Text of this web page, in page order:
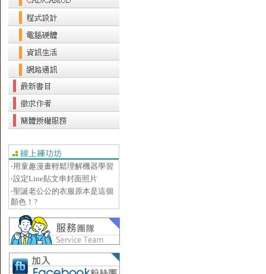
‧用童趣漫畫輕鬆理解機器學習
‧設定Line貼文串封面照片
‧聖誕老公公的衣服原本是這個
顏色！?